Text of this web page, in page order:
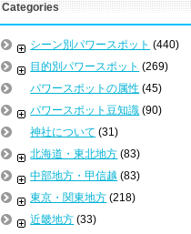
Categories
シーン別パワースポット (440)
目的別パワースポット (269)
パワースポットの属性 (45)
パワースポット豆知識 (90)
神社について (31)
北海道・東北地方 (83)
中部地方・甲信越 (83)
東京・関東地方 (218)
近畿地方 (33)